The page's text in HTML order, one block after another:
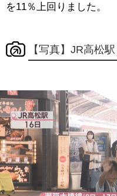
を11％上回りました。
【写真】JR高松